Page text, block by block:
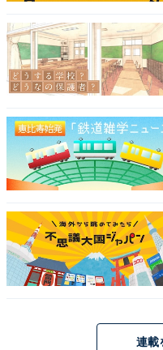
千葉県の
グ！ 2位
調査】
連載